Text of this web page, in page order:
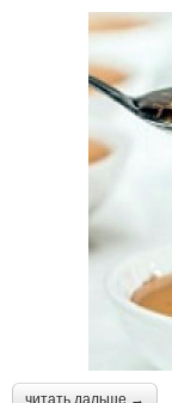
читать дальше →